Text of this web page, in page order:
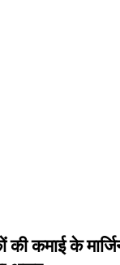
की कमाई के